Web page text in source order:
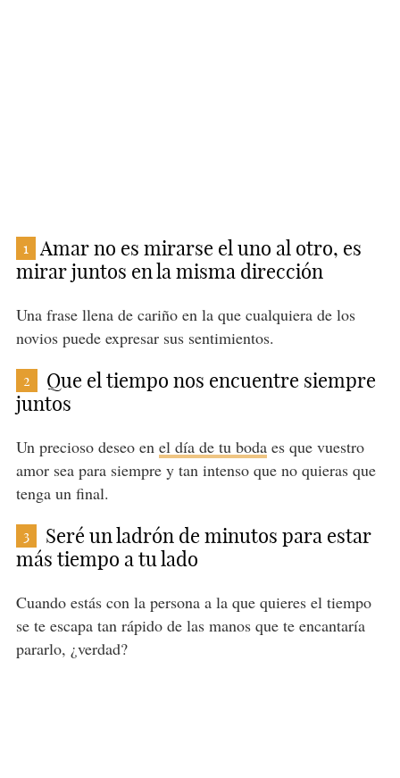
1
Amar no es mirarse el uno al otro, es
mirar juntos en la misma dirección
Una frase llena de cariño en la que cualquiera de los
novios puede expresar sus sentimientos.
2
Que el tiempo nos encuentre siempre
juntos
Un precioso deseo en el día de tu bodaes que vuestro
amor sea para siempre y tan intenso que no quieras que
tenga un final.
3
Seré un ladrón de minutos para estar
más tiempo a tu lado
Cuando estás con la persona a la que quieres el tiempo
se te escapa tan rápido de las manos que te encantaría
pararlo, ¿verdad?